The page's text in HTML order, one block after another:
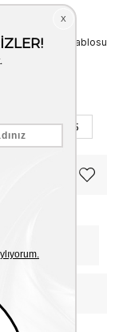
Beden Tablosu
44 45